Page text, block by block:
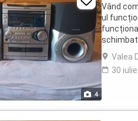
4
Vând
ul
Valea
30 iulie